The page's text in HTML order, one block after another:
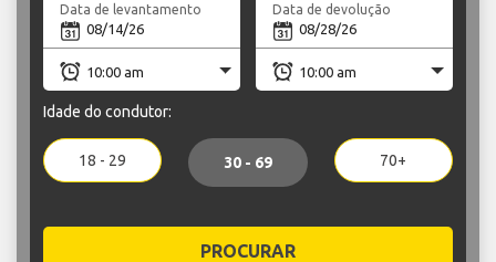
Data de levantamento Data de devolução
Idade do condutor:
18 - 29 30 - 69 70+
PROCURAR